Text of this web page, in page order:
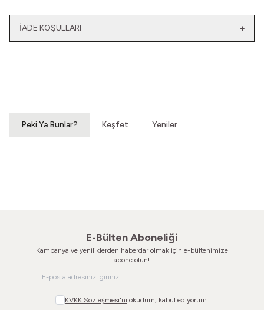
İADE KOŞULLARI
Peki Ya Bunlar? Keşfet Yeniler
E-Bülten Aboneliği
Kampanya ve yeniliklerden haberdar olmak için e-bültenimize
abone olun!
KVKK Sözleşmesi'ni okudum, kabul ediyorum.